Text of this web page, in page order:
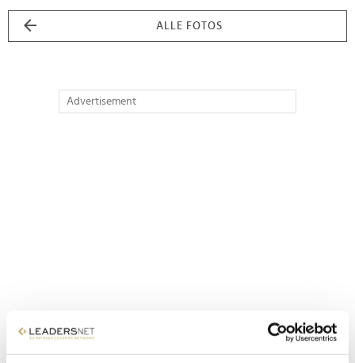
ALLE FOTOS
Advertisement